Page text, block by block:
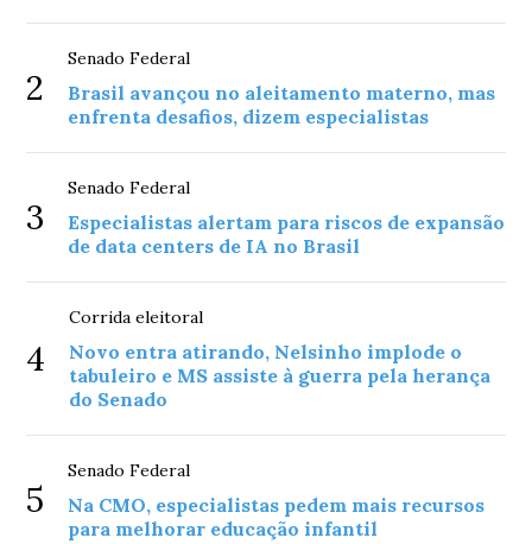
2
Senado Federal
Brasil avançou no aleitamento materno, mas
enfrenta desafios, dizem especialistas
3
Senado Federal
Especialistas alertam para riscos de expansão
de data centers de IA no Brasil
4
Corrida eleitoral
Novo entra atirando, Nelsinho implode o
tabuleiro e MS assiste à guerra pela herança
do Senado
5
Senado Federal
Na CMO, especialistas pedem mais recursos
para melhorar educação infantil